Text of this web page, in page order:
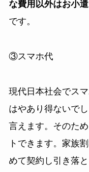
な費用以外はお小
です。
③スマホ代
現代日本社会でス
はやあり得ないでし
言えます。そのため
トできます。家族
めて契約し引き落